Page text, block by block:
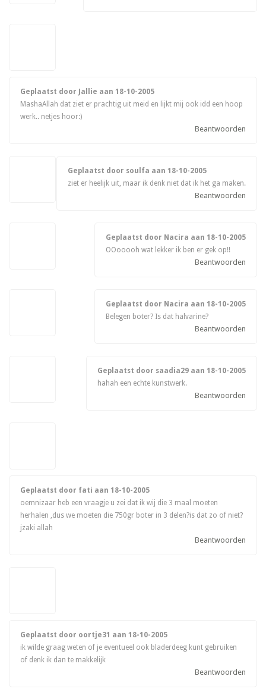
Geplaatst door Jallie aan18-10-2005
MashaAllah dat ziet er prachtig uit meid en lijkt mij ook idd een hoop
werk.. netjes hoor:)
Beantwoorden
Geplaatst door soulfa aan 18-10-2005
ziet er heelijk uit, maar ik denk niet dat ik het ga maken.
Beantwoorden
Geplaatst door Nacira aan 18-10-2005
OOooooh wat lekker ik ben er gek op!!
Beantwoorden
Geplaatst door Nacira aan 18-10-2005
Belegen boter? Is dat halvarine?
Beantwoorden
Geplaatst door saadia29 aan 18-10-2005
hahah een echte kunstwerk.
Beantwoorden
Geplaatst door fati aan18-10-2005
oemnizaar heb een vraagje u zei dat ik wij die 3 maal moeten
herhalen ,dus we moeten die 750gr boter in 3 delen?is dat zo of niet?
jzaki allah
Beantwoorden
Geplaatst door oortje31 aan18-10-2005
ik wilde graag weten of je eventueel ook bladerdeeg kunt gebruiken
of denk ik dan te makkelijk
Beantwoorden